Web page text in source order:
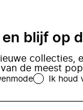
en blijf op
collecties,
de meest
Ik houd